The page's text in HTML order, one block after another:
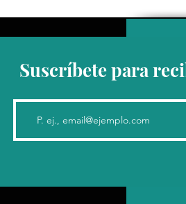
electrónicos”: Emilio Carrillo
Suscríbete para